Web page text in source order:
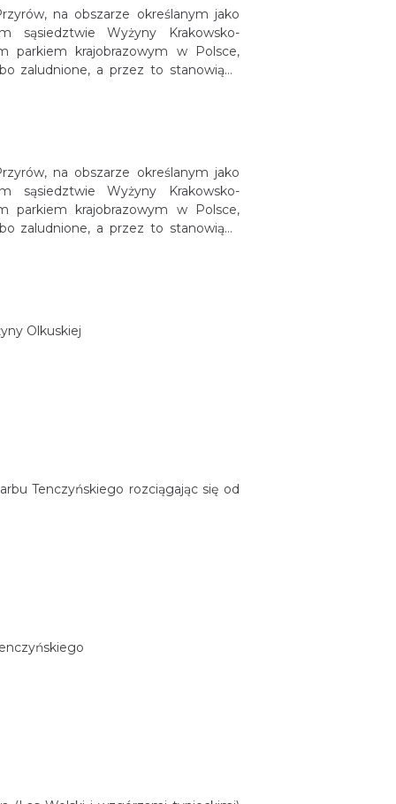
na obszarze określanym jako
sąsiedztwie Wyżyny Krakowsko-
parkiem krajobrazowym w Polsce,
zaludnione, a przez to stanowiące
na obszarze określanym jako
sąsiedztwie Wyżyny Krakowsko-
parkiem krajobrazowym w Polsce,
zaludnione, a przez to stanowiące
Olkuskiej
Tenczyńskiego rozciągając się od